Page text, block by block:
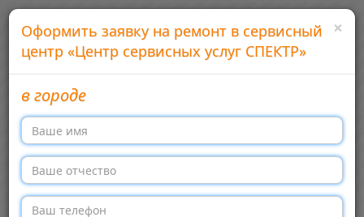
Добавить сервисный центр Войти
Сервисные центры бытовой техники в России
Меню →
×
Оформить заявку на ремонт в сервисный
центр «Центр сервисных услуг СПЕКТР»
в городе